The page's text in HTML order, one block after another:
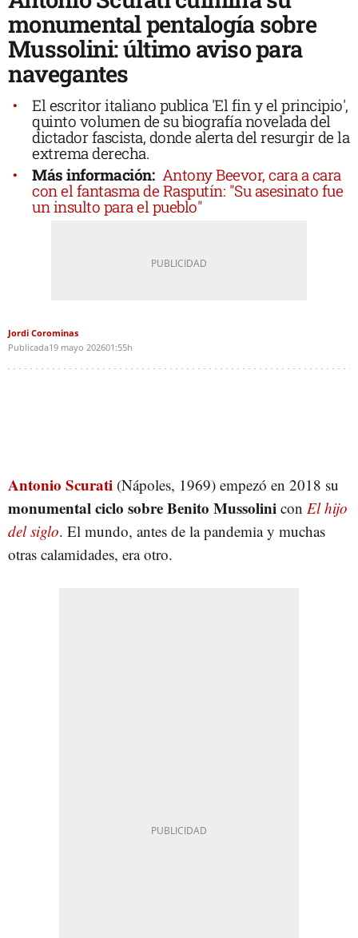
monumental pentalogía sobre
Mussolini: último aviso para
navegantes
El escritor italiano publica 'El fin y el principio',
quinto volumen de su biografía novelada del
dictador fascista, donde alerta del resurgir de la
extrema derecha.
Más información: Antony Beevor, cara a cara
con el fantasma de Rasputín: "Su asesinato fue
un insulto para el pueblo"
Jordi Corominas
Publicada19 mayo 202601:55h
Antonio Scurati (Nápoles, 1969) empezó en 2018 su
monumental ciclo sobre Benito Mussolini con El hijo
del siglo. El mundo, antes de la pandemia y muchas
otras calamidades, era otro.